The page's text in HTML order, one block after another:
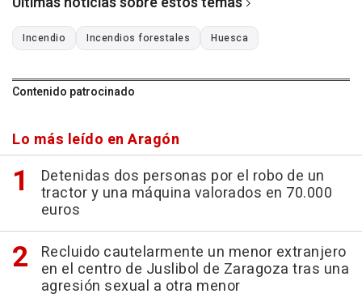
Incendio Incendios forestales Huesca
Contenido patrocinado
Lo más leído en Aragón
Detenidas dos personas por el robo de un
tractor y una máquina valorados en 70.000
euros
Recluido cautelarmente un menor extranjero
en el centro de Juslibol de Zaragoza tras una
agresión sexual a otra menor